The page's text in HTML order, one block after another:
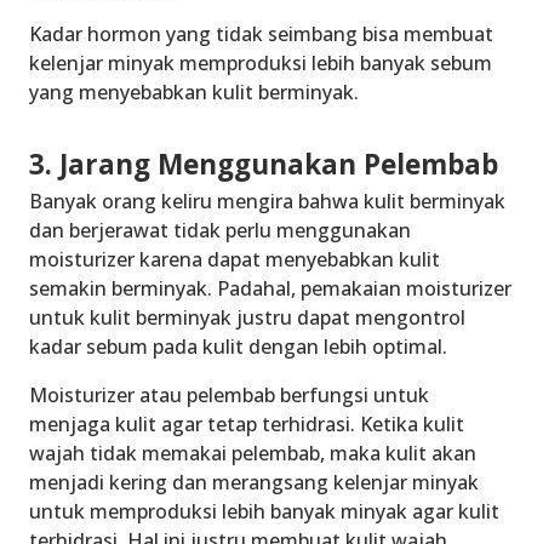
Kadar hormon yang tidak seimbang bisa membuat
kelenjar minyak memproduksi lebih banyak sebum
yang menyebabkan kulit berminyak.
3. Jarang Menggunakan Pelembab
Banyak orang keliru mengira bahwa kulit berminyak
dan berjerawat tidak perlu menggunakan
moisturizer karena dapat menyebabkan kulit
semakin berminyak. Padahal, pemakaian moisturizer
untuk kulit berminyak justru dapat mengontrol
kadar sebum pada kulit dengan lebih optimal.
Moisturizer atau pelembab berfungsi untuk
menjaga kulit agar tetap terhidrasi. Ketika kulit
wajah tidak memakai pelembab, maka kulit akan
menjadi kering dan merangsang kelenjar minyak
untuk memproduksi lebih banyak minyak agar kulit